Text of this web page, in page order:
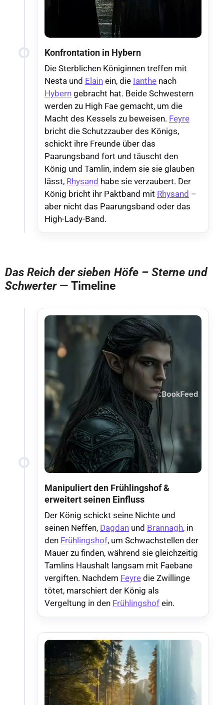
Konfrontation in Hybern
Die Sterblichen Königinnen treffen mit
Nesta und Elain ein, die Ianthe nach
Hybern gebracht hat. Beide Schwestern
werden zu High Fae gemacht, um die
Macht des Kessels zu beweisen. Feyre
bricht die Schutzzauber des Königs,
schickt ihre Freunde über das
Paarungsband fort und täuscht den
König und Tamlin, indem sie sie glauben
lässt, Rhysand habe sie verzaubert. Der
König bricht ihr Paktband mit Rhysand –
aber nicht das Paarungsband oder das
High-Lady-Band.
Das Reich der sieben Höfe – Sterne und
Schwerter— Timeline
Manipuliert den Frühlingshof &
erweitert seinen Einfluss
Der König schickt seine Nichte und
seinen Neffen, Dagdan und Brannagh, in
den Frühlingshof, um Schwachstellen der
Mauer zu finden, während sie gleichzeitig
Tamlins Haushalt langsam mit Faebane
vergiften. Nachdem Feyre die Zwillinge
tötet, marschiert der König als
Vergeltung in den Frühlingshof ein.